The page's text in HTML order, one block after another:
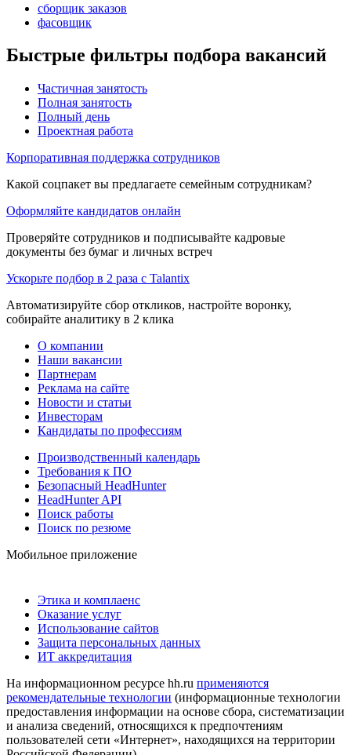
сборщик заказов
фасовщик
Быстрые фильтры подбора вакансий
Частичная занятость
Полная занятость
Полный день
Проектная работа
Корпоративная поддержка сотрудников
Какой соцпакет вы предлагаете семейным сотрудникам?
Оформляйте кандидатов онлайн
Проверяйте сотрудников и подписывайте кадровые
документы без бумаг и личных встреч
Ускорьте подбор в 2 раза с Talantix
Автоматизируйте сбор откликов, настройте воронку,
собирайте аналитику в 2 клика
О компании
Наши вакансии
Партнерам
Реклама на сайте
Новости и статьи
Инвесторам
Кандидаты по профессиям
Производственный календарь
Требования к ПО
Безопасный HeadHunter
HeadHunter API
Поиск работы
Поиск по резюме
Мобильное приложение
Этика и комплаенс
Оказание услуг
Использование сайтов
Защита персональных данных
ИТ аккредитация
На информационном ресурсе hh.ru применяются
рекомендательные технологии (информационные технологии
предоставления информации на основе сбора, систематизации
и анализа сведений, относящихся к предпочтениям
пользователей сети «Интернет», находящихся на территории